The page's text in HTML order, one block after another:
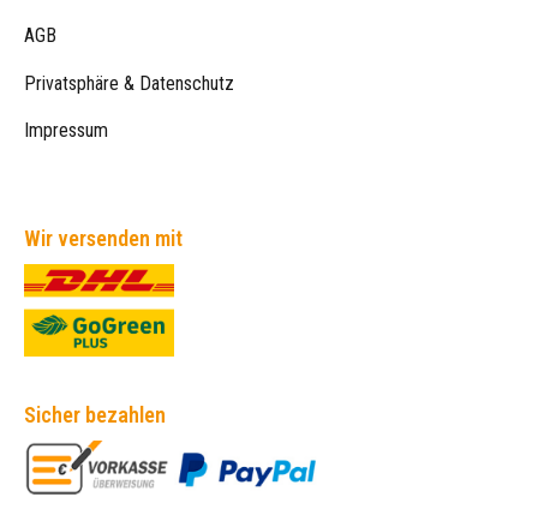
AGB
Privatsphäre & Datenschutz
Impressum
Wir versenden mit
Sicher bezahlen